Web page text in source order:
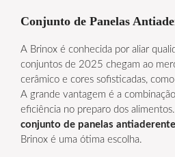
Conjunto de Panelas
A Brinox é conhecida por aliar
conjuntos de 2025 chegam ao
cerâmico e cores sofisticadas,
A grande vantagem é a
eficiência no preparo dos
conjunto de panelas antiaderente
Brinox é uma ótima escolha.